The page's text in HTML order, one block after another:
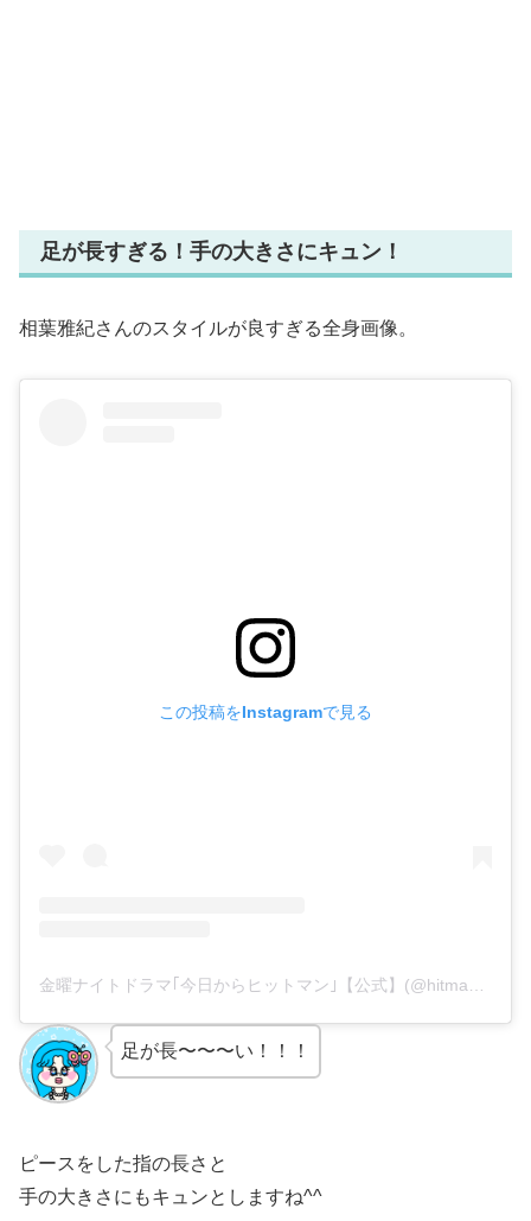
足が長すぎる！手の大きさにキュン！
相葉雅紀さんのスタイルが良すぎる全身画像。
この投稿をInstagramで見る
足が長〜〜〜い！！！
ピースをした指の長さと
手の大きさにもキュンとしますね^^